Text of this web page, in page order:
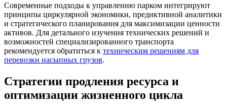
Современные подходы к управлению парком интегрируют
принципы циркулярной экономики, предиктивной аналитики
и стратегического планирования для максимизации ценности
активов. Для детального изучения технических решений и
возможностей специализированного транспорта
рекомендуется обратиться к техническим решениям для
перевозки насыпных грузов.
Стратегии продления ресурса и
оптимизации жизненного цикла